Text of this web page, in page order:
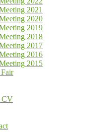
2021
2020
2019
2018
2017
2016
2015
CV